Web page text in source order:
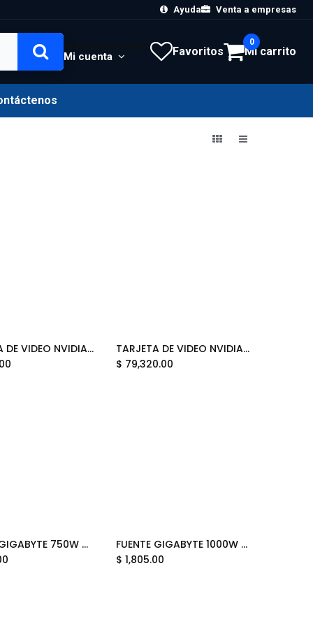
Ayuda Venta a empresas
Mi cuenta Favoritos Mi carrito
0
Add to Cart
TARJETA DE VIDEO NVIDIA GEFORCE RTX5060 8GB OC GDDR7 GIGABYTE WINDFORCE MAX GV-N5060WF2MAX OC-8GD 12M DE GARANTIA
Add to Cart
TARJETA DE VIDEO NVIDIA GEFORCE RTX5090 32GB GDDR7 GIGABYTE AORUS STEALTH GV-N5090AORUSST ICE-32GD 12M DE GARANTIA
$ 79,320.00
Add to Cart
FUENTE GIGABYTE 750W 80PLUS GOLD ATX MODULAR BLANCO GP-UD750GM PG5 ICE 12M DE GARANTIA
Add to Cart
FUENTE GIGABYTE 1000W 80PLUS GOLD ATX MODULAR BLANCO GP-UD1000GM PG5 ICE 12M DE GARANTIA
$1,805.00